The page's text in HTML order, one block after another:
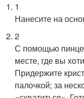
1
Нанесите на
2
С помощью
месте, где вы
Придержите
палочкой; за